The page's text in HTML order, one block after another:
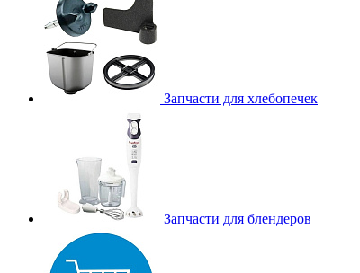
Запчасти для хлебопечек
Запчасти для блендеров